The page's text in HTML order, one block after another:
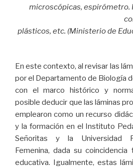
microscópicas, espirómetro.
plásticos, etc. (Ministerio de
En este contexto, al revisar las
por el Departamento de Biología
con el marco histórico y
posible deducir que las láminas
emplearon como un recurso
y la formación en el Instituto
Señoritas y la Universidad
Femenina, dada su
educativa. Igualmente, estas